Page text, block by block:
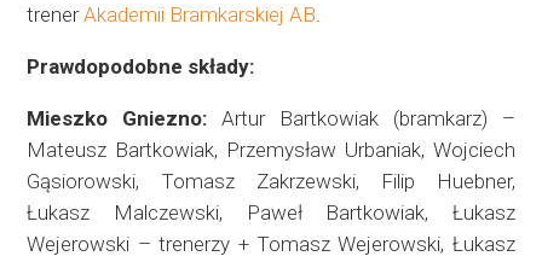
trenerAkademii Bramkarskiej AB.
Prawdopodobne składy:
Mieszko Gniezno:Artur Bartkowiak (bramkarz) –
Mateusz Bartkowiak, Przemysław Urbaniak, Wojciech
Gąsiorowski, Tomasz Zakrzewski, Filip Huebner,
Łukasz Malczewski, Paweł Bartkowiak, Łukasz
Wejerowski – trenerzy + Tomasz Wejerowski, Łukasz